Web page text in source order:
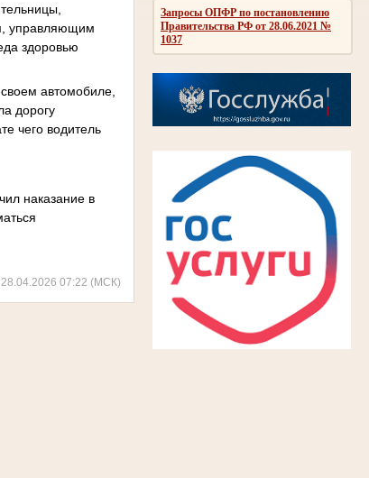
Запросы ОПФР по постановлению
Правительства РФ от 28.06.2021 №
1037
управляющим
здоровью
автомобиле,
дорогу
чего водитель
наказание в
28.04.2026 07:22 (МСК)